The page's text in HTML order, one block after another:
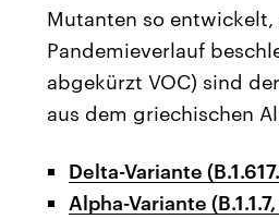
Mutanten so entwickelt,
Pandemieverlauf
abgekürzt VOC) sind
aus dem griechischen
Delta-Variante
Alpha-Variante